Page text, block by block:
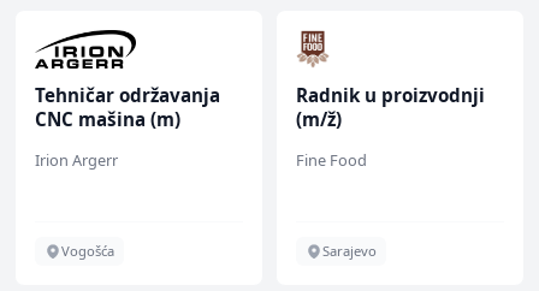
Tehničar održavanja
CNC mašina (m)
Irion Argerr
Vogošća
Radnik u proizvodnji
(m/ž)
Fine Food
Sarajevo